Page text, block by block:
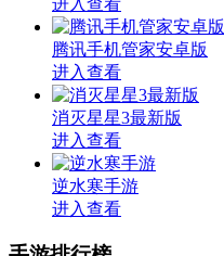
腾讯手机管家安卓版
进入查看
消灭星星3最新版
进入查看
逆水寒手游
进入查看